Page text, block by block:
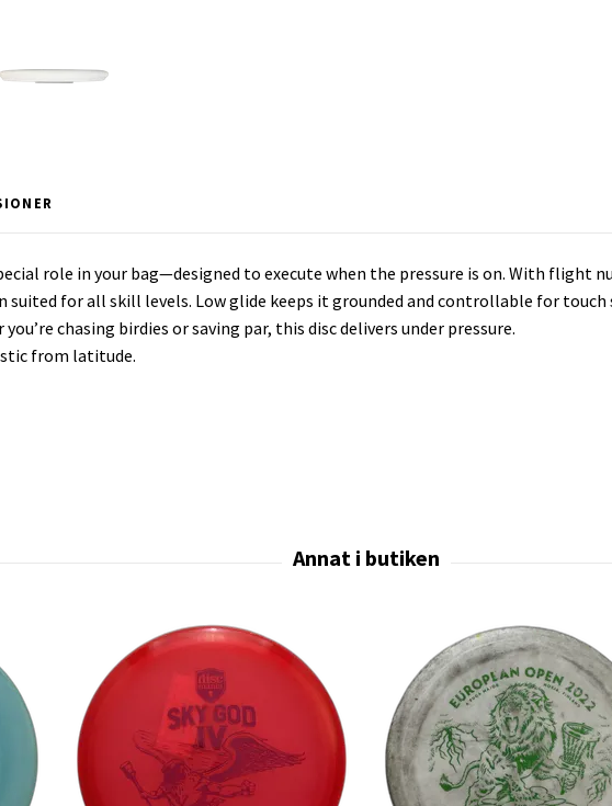
role in your bag—designed to execute when the pressure is on. With flight
for all skill levels. Low glide keeps it grounded and controllable for
chasing birdies or saving par, this disc delivers under pressure.
from latitude.